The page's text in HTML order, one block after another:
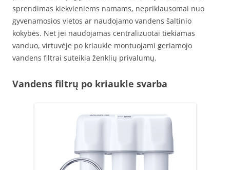
sprendimas kiekvieniems namams, nepriklausomai nuo
gyvenamosios vietos ar naudojamo vandens šaltinio
kokybės. Net jei naudojamas centralizuotai tiekiamas
vanduo, virtuvėje po kriaukle montuojami geriamojo
vandens filtrai suteikia ženklių privalumų.
Vandens filtrų po kriaukle svarba